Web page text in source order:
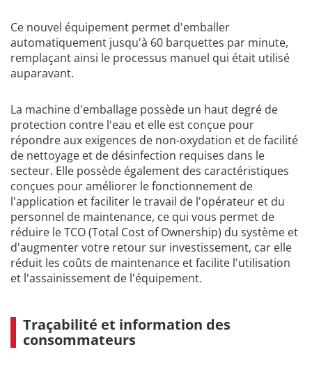
Ce nouvel équipement permet d'emballer
automatiquement jusqu'à 60 barquettes par minute,
remplaçant ainsi le processus manuel qui était utilisé
auparavant.
La machine d'emballage possède un haut degré de
protection contre l'eau et elle est conçue pour
répondre aux exigences de non-oxydation et de facilité
de nettoyage et de désinfection requises dans le
secteur. Elle possède également des caractéristiques
conçues pour améliorer le fonctionnement de
l'application et faciliter le travail de l'opérateur et du
personnel de maintenance, ce qui vous permet de
réduire le TCO (Total Cost of Ownership) du système et
d'augmenter votre retour sur investissement, car elle
réduit les coûts de maintenance et facilite l'utilisation
et l'assainissement de l'équipement.
Traçabilité et information des
consommateurs